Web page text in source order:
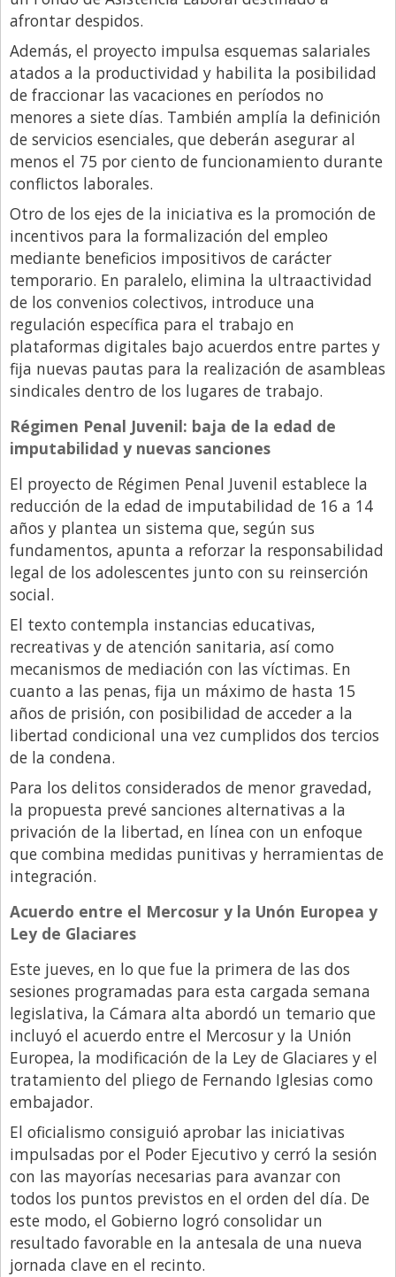
afrontar despidos.
Además, el proyecto impulsa esquemas salariales
atados a la productividad y habilita la posibilidad
de fraccionar las vacaciones en períodos no
menores a siete días. También amplía la definición
de servicios esenciales, que deberán asegurar al
menos el 75 por ciento de funcionamiento durante
conflictos laborales.
Otro de los ejes de la iniciativa es la promoción de
incentivos para la formalización del empleo
mediante beneficios impositivos de carácter
temporario. En paralelo, elimina la ultraactividad
de los convenios colectivos, introduce una
regulación específica para el trabajo en
plataformas digitales bajo acuerdos entre partes y
fija nuevas pautas para la realización de asambleas
sindicales dentro de los lugares de trabajo.
Régimen Penal Juvenil: baja de la edad de
imputabilidad y nuevas sanciones
El proyecto de Régimen Penal Juvenil establece la
reducción de la edad de imputabilidad de 16 a 14
años y plantea un sistema que, según sus
fundamentos, apunta a reforzar la responsabilidad
legal de los adolescentes junto con su reinserción
social.
El texto contempla instancias educativas,
recreativas y de atención sanitaria, así como
mecanismos de mediación con las víctimas. En
cuanto a las penas, fija un máximo de hasta 15
años de prisión, con posibilidad de acceder a la
libertad condicional una vez cumplidos dos tercios
de la condena.
Para los delitos considerados de menor gravedad,
la propuesta prevé sanciones alternativas a la
privación de la libertad, en línea con un enfoque
que combina medidas punitivas y herramientas de
integración.
Acuerdo entre el Mercosur y la Unón Europea y
Ley de Glaciares
Este jueves, en lo que fue la primera de las dos
sesiones programadas para esta cargada semana
legislativa, la Cámara alta abordó un temario que
incluyó el acuerdo entre el Mercosur y la Unión
Europea, la modificación de la Ley de Glaciares y el
tratamiento del pliego de Fernando Iglesias como
embajador.
El oficialismo consiguió aprobar las iniciativas
impulsadas por el Poder Ejecutivo y cerró la sesión
con las mayorías necesarias para avanzar con
todos los puntos previstos en el orden del día. De
este modo, el Gobierno logró consolidar un
resultado favorable en la antesala de una nueva
jornada clave en el recinto.